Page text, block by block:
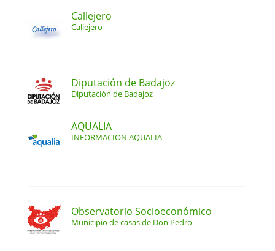
Callejero
Callejero
Diputación de Badajoz
Diputación de Badajoz
AQUALIA
INFORMACION AQUALIA
Observatorio Socioeconómico
Municipio de casas de Don Pedro